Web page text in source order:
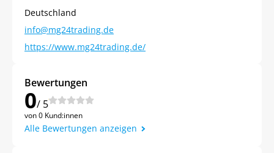
Deutschland
info@mg24trading.de
https://www.mg24trading.de/
Bewertungen
0/ 5
von 0 Kund:innen
Alle Bewertungen anzeigen
Jetzt